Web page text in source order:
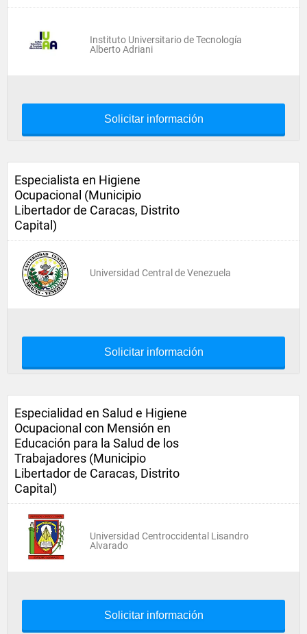
Instituto Universitario de Tecnología
Alberto Adriani
Solicitar información
Especialista en Higiene
Ocupacional (Municipio
Libertador de Caracas, Distrito
Capital)
Universidad Central de Venezuela
Solicitar información
Especialidad en Salud e Higiene
Ocupacional con Mensión en
Educación para la Salud de los
Trabajadores (Municipio
Libertador de Caracas, Distrito
Capital)
Universidad Centroccidental Lisandro
Alvarado
Solicitar información